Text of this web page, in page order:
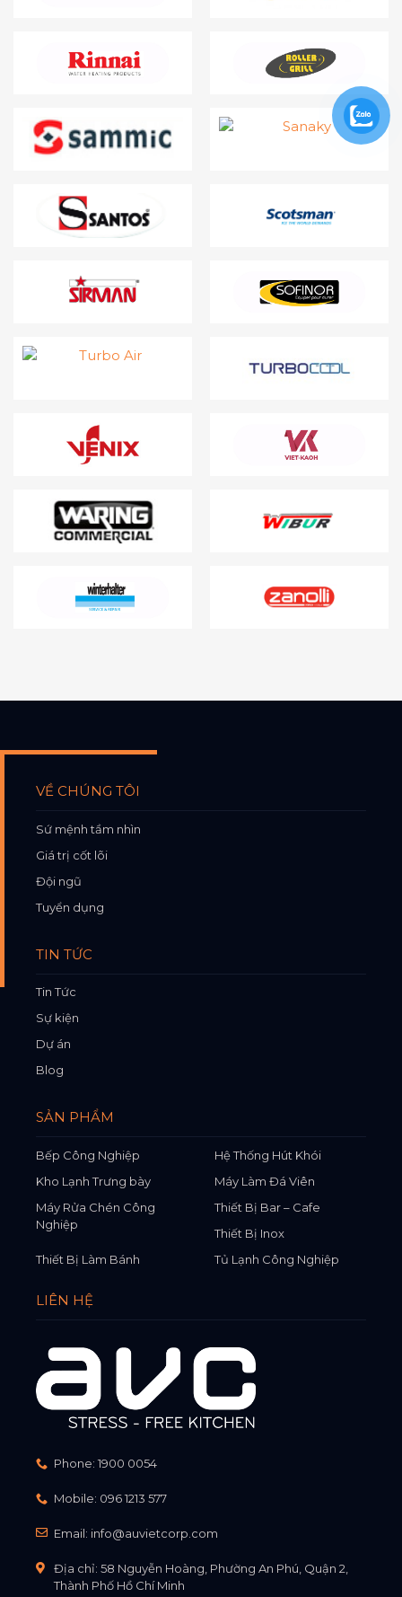
VỀ CHÚNG TÔI
Sứ mệnh tầm nhìn
Giá trị cốt lõi
Đội ngũ
Tuyển dụng
TIN TỨC
Tin Tức
Sự kiện
Dự án
Blog
SẢN PHẨM
Bếp Công Nghiệp
Hệ Thống Hút Khói
Kho Lạnh Trưng bày
Máy Làm Đá Viên
Máy Rửa Chén Công
Nghiệp
Thiết Bị Bar – Cafe
Thiết Bị Inox
Thiết Bị Làm Bánh
Tủ Lạnh Công Nghiệp
LIÊN HỆ
Phone: 1900 0054
Mobile: 096 1213 577
Email: info@auvietcorp.com
Địa chỉ: 58 Nguyễn Hoàng, Phường An Phú, Quận 2,
Thành Phố Hồ Chí Minh